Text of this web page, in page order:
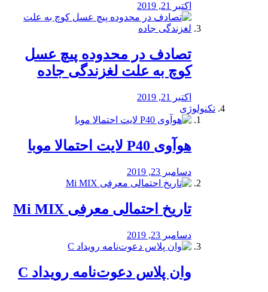
اکتبر 21, 2019
تصادف در محدوده پیچ عسل
کوچ به علت لغزندگی جاده
اکتبر 21, 2019
تکنولوژی
هوآوی P40 لایت احتمالا موبا
دسامبر 23, 2019
تاریخ احتمالی معرفی Mi MIX
دسامبر 23, 2019
وان پلاس دعوت‌نامه رویداد C